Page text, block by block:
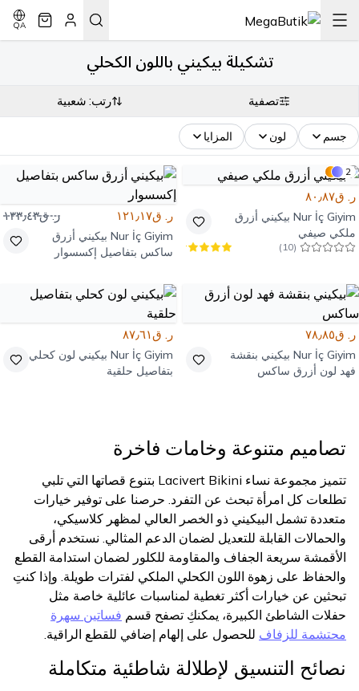
QA
تشكيلة بيكيني باللون الكحلي
تصفية رتب: شعبية
جسم لون المزايا
2
ر. ق٨٠٫٨٧
Nur İç Giyim بيكيني أزرق
ملكي صيفي
(
10
)
ر. ق١٢١٫١٧ ر. ق١٣٣٫٤٣
Nur İç Giyim بيكيني أزرق
ساكس بتفاصيل إكسسوار
ر. ق٧٨٫٨٥
Nur İç Giyim بيكيني بنقشة
فهد لون أزرق ساكس
ر. ق٨٧٫٦١
Nur İç Giyim بيكيني لون كحلي
بتفاصيل حلقية
تصاميم متنوعة وخامات فاخرة
تتميز مجموعة نساء Lacivert Bikini بتنوع قصاتها التي تلبي
تطلعات كل امرأة تبحث عن التفرد. حرصنا على توفير خيارات
متعددة تشمل البيكيني ذو الخصر العالي لمظهر كلاسيكي،
والحمالات القابلة للتعديل لضمان الدعم المثالي. نستخدم أرقى
الأقمشة سريعة الجفاف والمقاومة للكلور لضمان استدامة القطع
والحفاظ على زهوة اللون الكحلي الملكي لفترات طويلة. وإذا كنتِ
تبحثين عن خيارات أكثر تغطية لمناسبات عائلية خاصة مثل
حفلات الشاطئ الكبيرة، يمكنكِ تصفح قسم فساتين سهرة
محتشمة للزفاف للحصول على إلهام إضافي للقطع الراقية.
نصائح التنسيق لإطلالة شاطئية متكاملة